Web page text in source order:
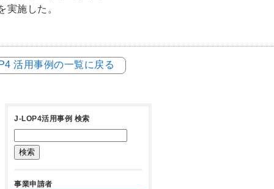
実施した。
活用事例の一覧に戻る
J-LOP4活用事例 検索
事業申請者